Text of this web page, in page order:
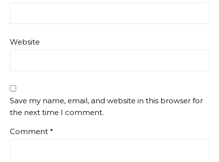
Website
Save my name, email, and website in this browser for
the next time I comment.
Comment *